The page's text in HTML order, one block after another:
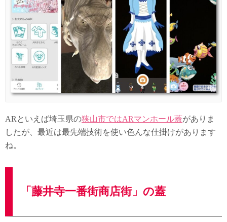
ARといえば埼玉県の狭山市ではARマンホール蓋がありま
したが、最近は最先端技術を使い色んな仕掛けがあります
ね。
「藤井寺一番街商店街」の蓋